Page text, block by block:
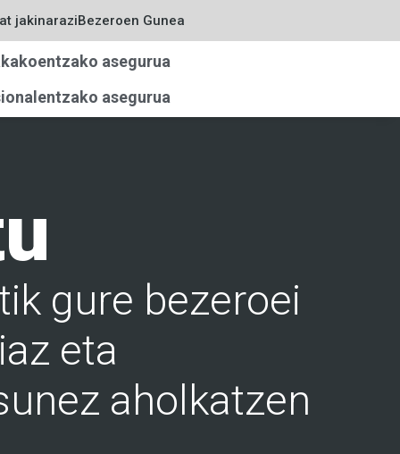
jakinaraziBezeroen Gunea
asegurua
asegurua
gure bezeroei
eta
aholkatzen